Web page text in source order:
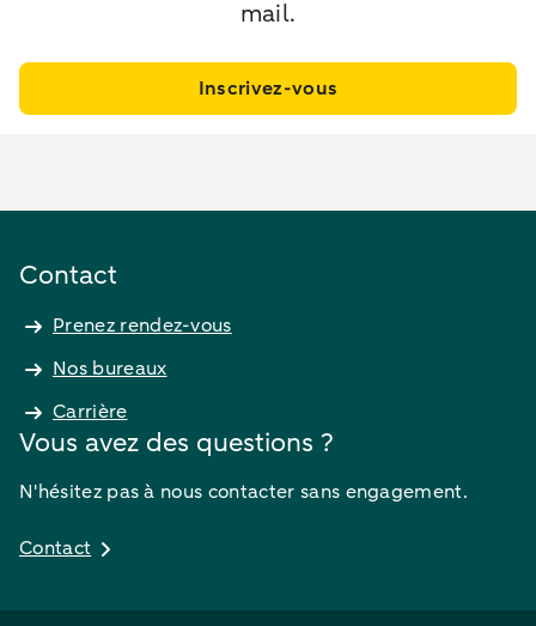
mail.
Inscrivez-vous
Contact
Prenez rendez-vous
Nos bureaux
Carrière
Vous avez des questions ?
N'hésitez pas à nous contacter sans engagement.
Contact